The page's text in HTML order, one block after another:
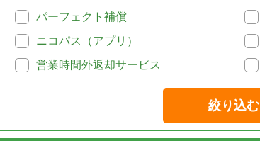
パーフェクト補償
ニコパス（アプリ）
営業時間外返却サービス
絞り込む